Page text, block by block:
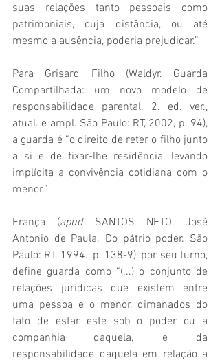
suas relações tanto pessoais como
patrimoniais, cuja distância, ou até
mesmo a ausência, poderia prejudicar.”
Para Grisard Filho (Waldyr. Guarda
Compartilhada: um novo modelo de
responsabilidade parental. 2. ed. ver.,
atual. e ampl. São Paulo: RT, 2002, p. 94),
a guarda é “o direito de reter o filho junto
a si e de fixar-lhe residência, levando
implícita a convivência cotidiana com o
menor.”
França (apud SANTOS NETO, José
Antonio de Paula. Do pátrio poder. São
Paulo: RT, 1994., p. 138-9), por seu turno,
define guarda como “(...) o conjunto de
relações jurídicas que existem entre
uma pessoa e o menor, dimanados do
fato de estar este sob o poder ou a
companhia daquela, e da
responsabilidade daquela em relação a